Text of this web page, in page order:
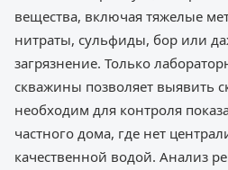
вещества, включая тяжелые
нитраты, сульфиды, бор или
загрязнение. Только
скважины позволяет выявить
необходим для контроля
частного дома, где нет
качественной водой. Анализ